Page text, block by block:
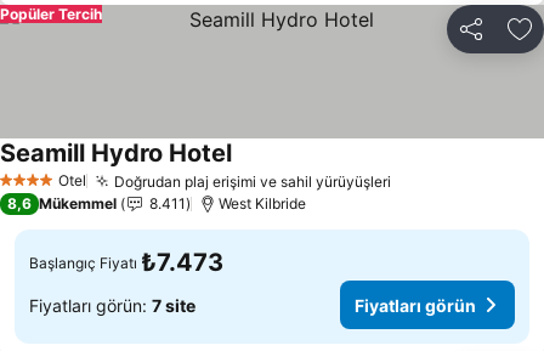
Paylaş
Popüler Tercih
4 Yıldız Otel Doğrudan plaj erişimi ve sahil yürüyüşleri
Seamill Hydro Hotel
8,6 Mükemmel 8.411 West Kilbride
Başlangıç Fiyatı ₺7.473
Fiyatları görün: 7 site Fiyatları görün